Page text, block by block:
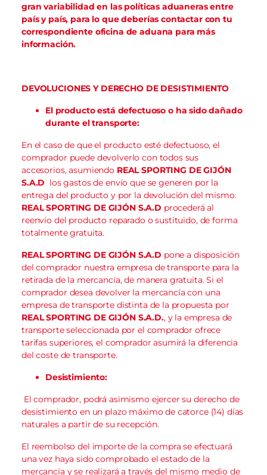
gran variabilidad en las políticas aduaneras entre
país y país, para lo que deberías contactar con tu
correspondiente oficina de aduana para más
información.
DEVOLUCIONES Y DERECHO DE DESISTIMIENTO
El producto está defectuoso o ha sido dañado
durante el transporte:
En el caso de que el producto esté defectuoso, el
comprador puede devolverlo con todos sus
accesorios, asumiendo REAL SPORTING DE GIJÓN
S.A.D los gastos de envío que se generen por la
entrega del producto y por la devolución del mismo.
REAL SPORTING DE GIJÓN S.A.D procederá al
reenvío del producto reparado o sustituido, de forma
totalmente gratuita.
REAL SPORTING DE GIJÓN S.A.D pone a disposición
del comprador nuestra empresa de transporte para la
retirada de la mercancía, de manera gratuita. Si el
comprador desea devolver la mercancía con una
empresa de transporte distinta de la propuesta por
REAL SPORTING DE GIJÓN S.A.D., y la empresa de
transporte seleccionada por el comprador ofrece
tarifas superiores, el comprador asumirá la diferencia
del coste de transporte.
Desistimiento:
El comprador, podrá asimismo ejercer su derecho de
desistimiento en un plazo máximo de catorce (14) días
naturales a partir de su recepción.
El reembolso del importe de la compra se efectuará
una vez haya sido comprobado el estado de la
mercancía y se realizará a través del mismo medio de